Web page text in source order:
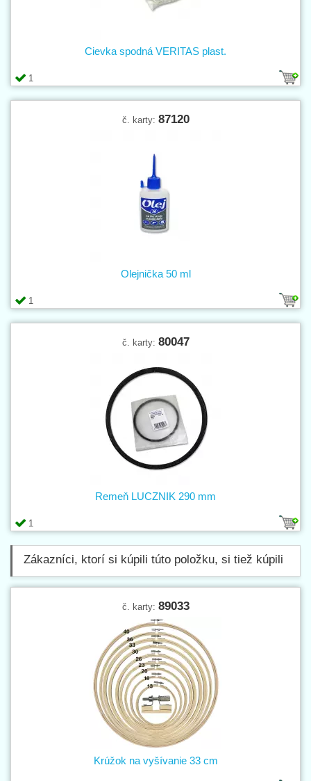
1
Cievka spodná VERITAS plast.
č. karty: 87120
1
Olejnička 50 ml
č. karty: 80047
1
Remeň LUCZNIK 290 mm
Zákazníci, ktorí si kúpili túto položku, si tiež kúpili
č. karty: 89033
Krúžok na vyšívanie 33 cm